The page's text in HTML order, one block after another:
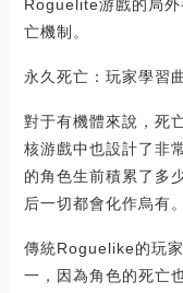
Roguelite游戲的局
亡機制。
永久死亡：玩家學習
對于有機體來說，死
核游戲中也設計了非
的角色生前積累了多
后一切都會化作烏有。
傳統Roguelike的玩
一，因為角色的死亡